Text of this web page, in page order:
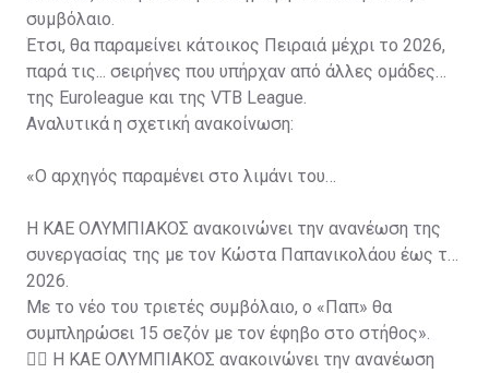
συμβόλαιο.
Έτσι, θα παραμείνει κάτοικος Πειραιά μέχρι το 2026,
παρά τις... σειρήνες που υπήρχαν από άλλες ομάδες
της Euroleague και της VTB League.
Αναλυτικά η σχετική ανακοίνωση:
«Ο αρχηγός παραμένει στο λιμάνι του…
Η ΚΑΕ ΟΛΥΜΠΙΑΚΟΣ ανακοινώνει την ανανέωση της
συνεργασίας της με τον Κώστα Παπανικολάου έως το
2026.
Με το νέο του τριετές συμβόλαιο, ο «Παπ» θα
συμπληρώσει 15 σεζόν με τον έφηβο στο στήθος».
✍🏽 Η ΚΑΕ ΟΛΥΜΠΙΑΚΟΣ ανακοινώνει την ανανέωση